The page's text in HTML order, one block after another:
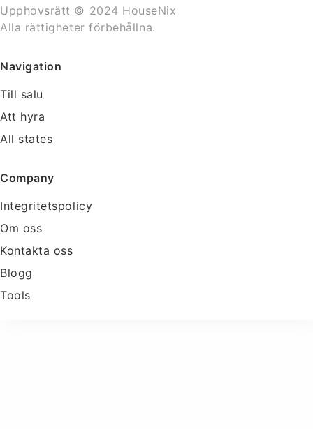
Upphovsrätt © 2024 HouseNix
Alla rättigheter förbehållna.
Navigation
Till salu
Att hyra
All states
Company
Integritetspolicy
Om oss
Kontakta oss
Blogg
Tools